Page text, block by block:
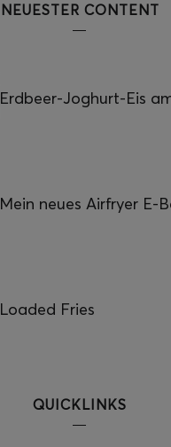
NEUESTER CONTENT
Erdbeer-Joghurt-Eis
Mein neues Airfryer E-
Loaded Fries
QUICKLINKS